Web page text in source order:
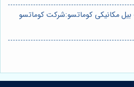
مکانیکی کوماتسو:شرکت کوماتسو